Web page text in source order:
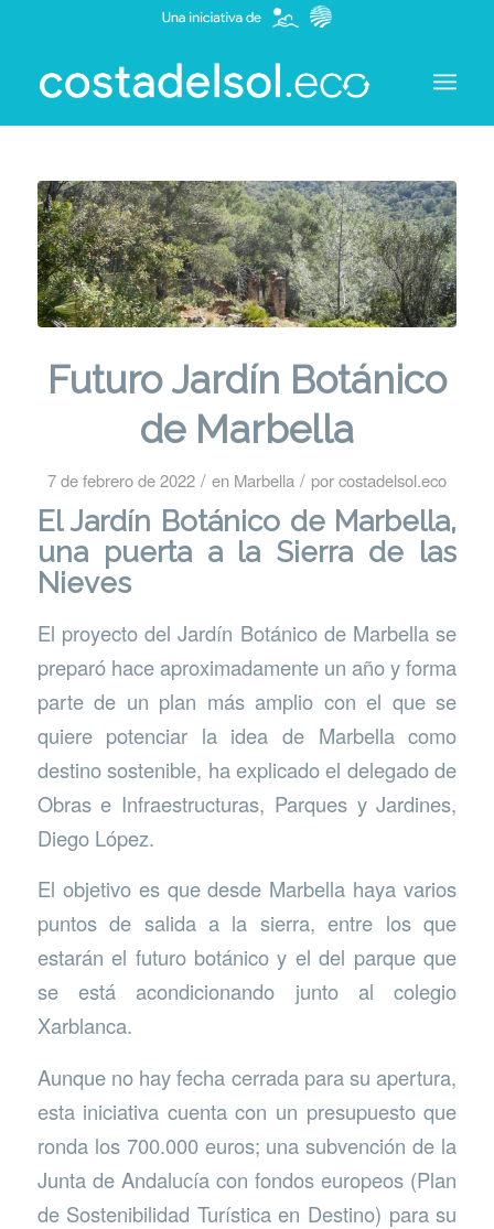
Futuro Jardín Botánico
de Marbella
7 de febrero de 2022 / en Marbella / porcostadelsol.eco
El Jardín Botánico de Marbella,
una puerta a la Sierra de las
Nieves
El proyecto del Jardín Botánico de Marbella se
preparó hace aproximadamente un año y forma
parte de un plan más amplio con el que se
quiere potenciar la idea de Marbella como
destino sostenible, ha explicado el delegado de
Obras e Infraestructuras, Parques y Jardines,
Diego López.
El objetivo es que desde Marbella haya varios
puntos de salida a la sierra, entre los que
estarán el futuro botánico y el del parque que
se está acondicionando junto al colegio
Xarblanca.
Aunque no hay fecha cerrada para su apertura,
esta iniciativa cuenta con un presupuesto que
ronda los 700.000 euros; una subvención de la
Junta de Andalucía con fondos europeos (Plan
de Sostenibilidad Turística en Destino) para su